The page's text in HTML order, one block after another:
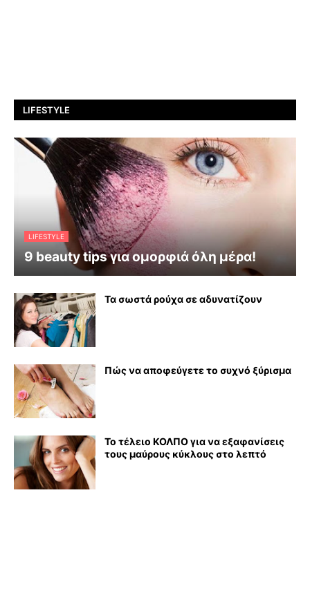
LIFESTYLE
LIFESTYLE
9 beauty tips για ομορφιά όλη μέρα!
Τα σωστά ρούχα σε αδυνατίζουν
Πώς να αποφεύγετε το συχνό ξύρισμα
Το τέλειο ΚΟΛΠΟ για να εξαφανίσεις
τους μαύρους κύκλους στο λεπτό